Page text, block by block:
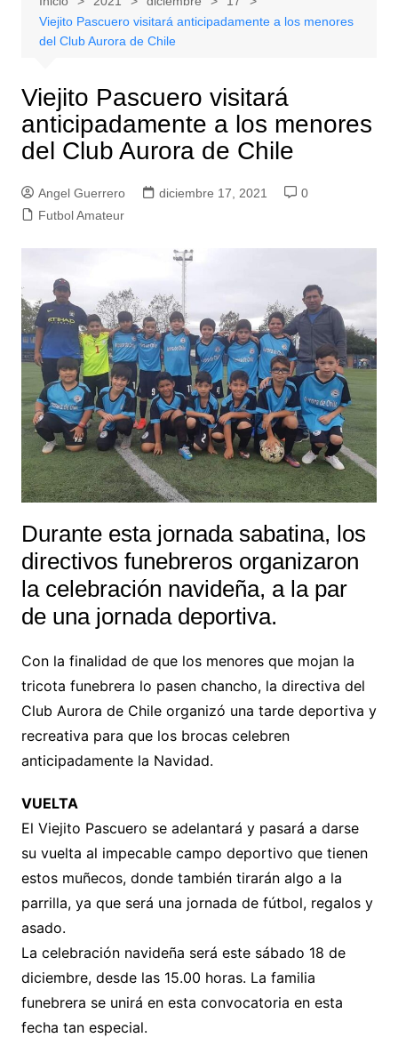
Viejito Pascuero visitará anticipadamente a los menores
del Club Aurora de Chile
Viejito Pascuero visitará
anticipadamente a los menores
del Club Aurora de Chile
Angel Guerrero diciembre 17, 2021
0
Futbol Amateur
Durante esta jornada sabatina, los
directivos funebreros organizaron
la celebración navideña, a la par
de una jornada deportiva.
Con la finalidad de que los menores que mojan la
tricota funebrera lo pasen chancho, la directiva del
Club Aurora de Chile organizó una tarde deportiva y
recreativa para que los brocas celebren
anticipadamente la Navidad.
VUELTA
El Viejito Pascuero se adelantará y pasará a darse
su vuelta al impecable campo deportivo que tienen
estos muñecos, donde también tirarán algo a la
parrilla, ya que será una jornada de fútbol, regalos y
asado.
La celebración navideña será este sábado 18 de
diciembre, desde las 15.00 horas. La familia
funebrera se unirá en esta convocatoria en esta
fecha tan especial.